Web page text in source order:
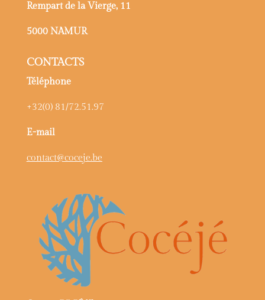
Rempart de la Vierge, 11
5000 NAMUR
CONTACTS
Téléphone
+32(0) 81/72.51.97
E-mail
contact@coceje.be